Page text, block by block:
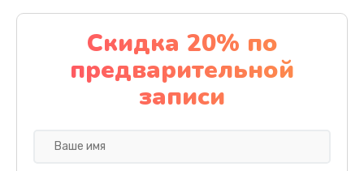
Заказать
Чистка от пыли
1060 руб.
Заказать
Скидка 20% по
предварительной
записи